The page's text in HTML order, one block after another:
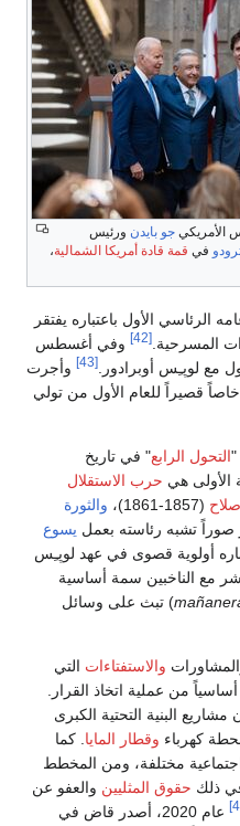
الأمريكي جو بايدن ورئيس
في قمة قادة أمريكا الشمالية،
الرئاسي الأول باعتباره يفتقر
المسرحية.[42]
وفي أغسطس
مع لوپـِس أوبرادور.[43]
وأجرت
خاصاً قصيراً للعام الأول من تولي
"التحول الرابع" في تاريخ
الأولى هي حرب الاستقلال
(1857-1861)،
والثورة
يسوع
أولوية قصوى في عهد لوپـِس
مع الناخبين سمة أساسية
) تبث على وسائل
والاستفتاءات التي
من عملية اتخاذ القرار.
البنية التحتية الكبرى
كهرباء وقطار المايا. كما
مختلفة، ومن المخطط
ذلك حقوق المثليين والعفو عن
عام 2020، أصدر قاض في